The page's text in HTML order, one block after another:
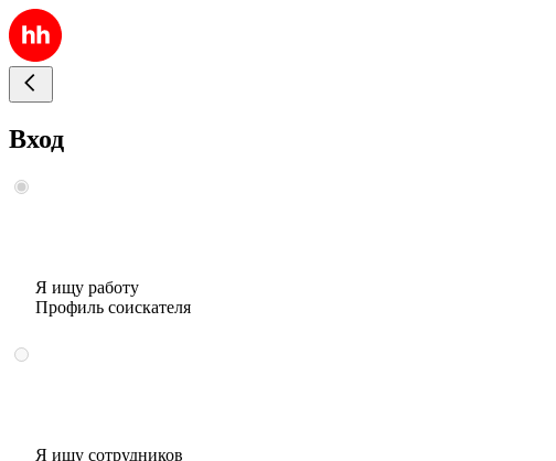
Вход
Я ищу работу
Профиль соискателя
Я ищу сотрудников